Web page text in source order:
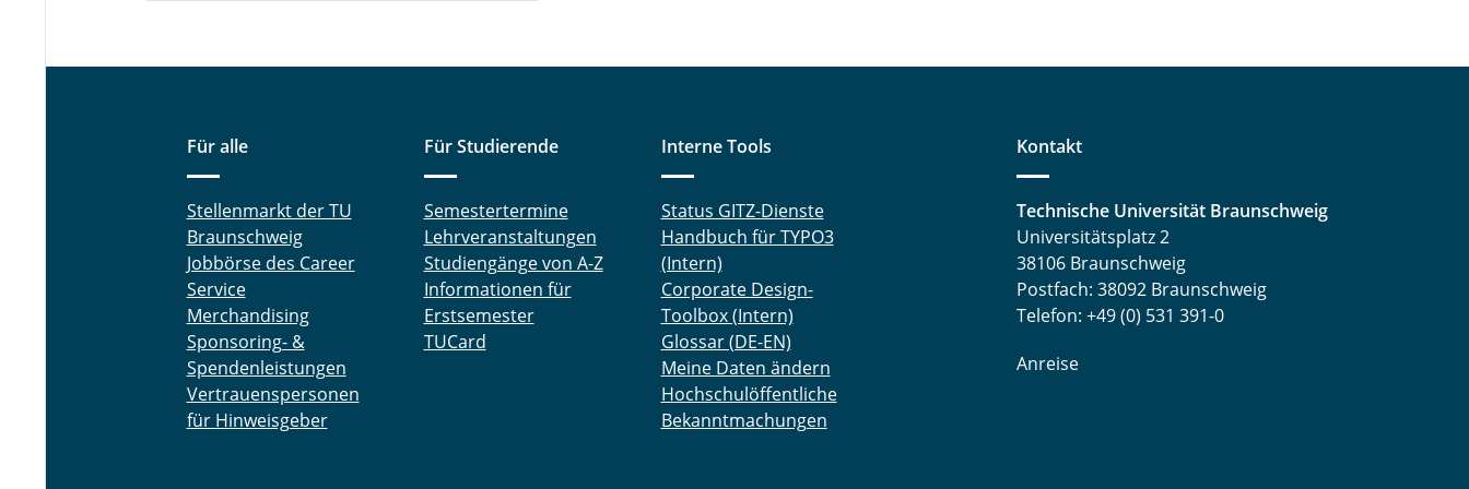
Für alle
Stellenmarkt der TU
Braunschweig
Jobbörse des Career
Service
Merchandising
Sponsoring- &
Spendenleistungen
Vertrauenspersonen
für Hinweisgeber
Für Studierende
Semestertermine
Lehrveranstaltungen
Studiengänge von A-Z
Informationen für
Erstsemester
TUCard
Interne Tools
Status GITZ-Dienste
Handbuch für TYPO3
(Intern)
Corporate Design-
Toolbox (Intern)
Glossar (DE-EN)
Meine Daten ändern
Hochschulöffentliche
Bekanntmachungen
Kontakt
Technische Universität Braunschweig
Universitätsplatz 2
38106 Braunschweig
Postfach: 38092 Braunschweig
Telefon: +49 (0) 531 391-0
Anreise